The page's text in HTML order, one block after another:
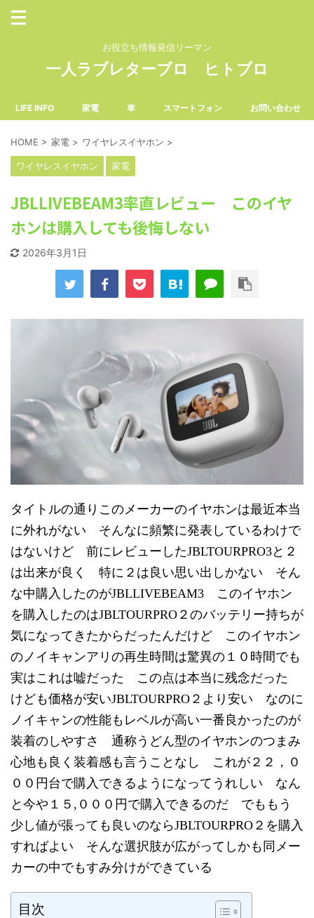
お役立ち情報発信リーマン
一人ラブレターブロ ヒトブロ
LIFE INFO 家電 車 スマートフォン お問い合わせ
HOME > 家電 > ワイヤレスイヤホン >
ワイヤレスイヤホン 家電
JBLLIVEBEAM3率直レビュー このイヤ
ホンは購入しても後悔しない
2026年3月1日
タイトルの通りこのメーカーのイヤホンは最近本当
に外れがない そんなに頻繁に発表しているわけで
はないけど 前にレビューしたJBLTOURPRO3と２
は出来が良く 特に２は良い思い出しかない そん
な中購入したのがJBLLIVEBEAM3 このイヤホン
を購入したのはJBLTOURPRO２のバッテリー持ちが
気になってきたからだったんだけど このイヤホン
のノイキャンアリの再生時間は驚異の１０時間でも
実はこれは嘘だった この点は本当に残念だった
けども価格が安いJBLTOURPRO２より安い なのに
ノイキャンの性能もレベルが高い一番良かったのが
装着のしやすさ 通称うどん型のイヤホンのつまみ
心地も良く装着感も言うことなし これが２２，０
００円台で購入できるようになってうれしい なん
と今や１５,０００円で購入できるのだ でももう
少し値が張っても良いのならJBLTOURPRO２を購入
すればよい そんな選択肢が広がってしかも同メー
カーの中でもすみ分けができている
目次